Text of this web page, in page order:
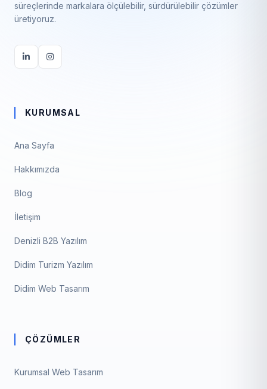
süreçlerinde markalara ölçülebilir, sürdürülebilir çözümler
üretiyoruz.
KURUMSAL
Ana Sayfa
Hakkımızda
Blog
İletişim
Denizli B2B Yazılım
Didim Turizm Yazılım
Didim Web Tasarım
ÇÖZÜMLER
Kurumsal Web Tasarım